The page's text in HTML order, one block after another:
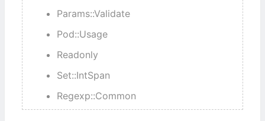
Params::Validate
Pod::Usage
Readonly
Set::IntSpan
Regexp::Common